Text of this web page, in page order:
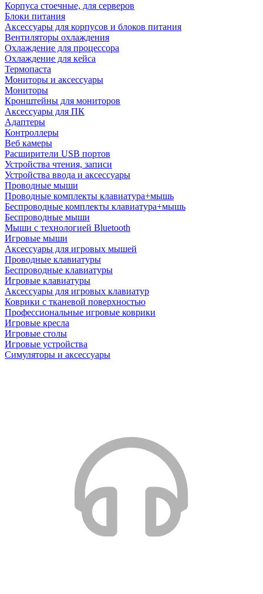
Корпуса стоечные, для серверов
Блоки питания
Аксессуары для корпусов и блоков питания
Вентиляторы охлаждения
Охлаждение для процессора
Охлаждение для кейса
Термопаста
Мониторы и аксессуары
Мониторы
Кронштейны для мониторов
Аксессуары для ПК
Адаптеры
Контроллеры
Веб камеры
Расширители USB портов
Устройства чтения, записи
Устройства ввода и аксессуары
Проводные мыши
Проводные комплекты клавиатура+мышь
Беспроводные комплекты клавиатура+мышь
Беспроводные мыши
Мыши с технологией Bluetooth
Игровые мыши
Аксессуары для игровых мышей
Проводные клавиатуры
Беспроводные клавиатуры
Игровые клавиатуры
Аксессуары для игровых клавиатур
Коврики с тканевой поверхностью
Профессиональные игровые коврики
Игровые кресла
Игровые столы
Игровые устройства
Симуляторы и аксессуары